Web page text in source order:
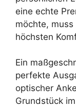
eine echte
möchte,
höchsten
Ein
perfekte
optischer
Grundstück